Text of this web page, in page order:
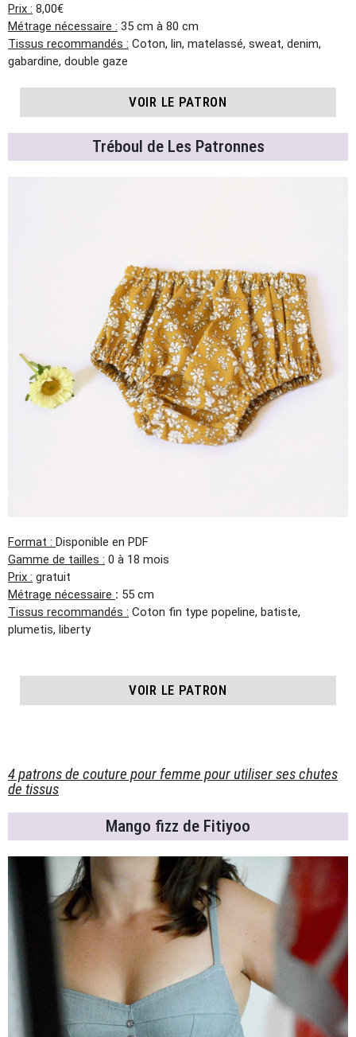
Prix : 8,00€
Métrage nécessaire : 35 cm à 80 cm
Tissus recommandés : Coton, lin, matelassé, sweat, denim,
gabardine, double gaze
VOIR LE PATRON
Tréboul de Les Patronnes
Format : Disponible en PDF
Gamme de tailles : 0 à 18 mois
Prix : gratuit
Métrage nécessaire : 55 cm
Tissus recommandés : Coton fin type popeline, batiste,
plumetis, liberty
VOIR LE PATRON
4 patrons de couture pour femme pour utiliser ses chutes
de tissus
Mango fizz de Fitiyoo